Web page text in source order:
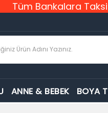
Tüm Bankalara
ANNE & BEBEK BOYA